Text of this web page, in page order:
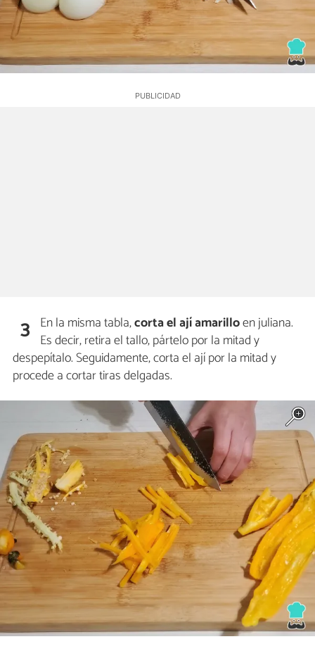
3 En la misma tabla,corta elají amarilloen juliana.
Es decir, retira el tallo, pártelo por la mitad y
despepítalo. Seguidamente, corta el ají por la mitad y
procede a cortar tiras delgadas.